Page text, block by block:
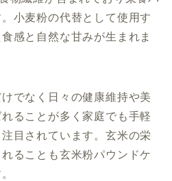
小麦粉の代替として使用す
感と自然な甘みが生まれま
でなく日々の健康維持や美
ることが多く家庭でも手軽
目されています。玄米の栄
ることも玄米粉パウンドケ